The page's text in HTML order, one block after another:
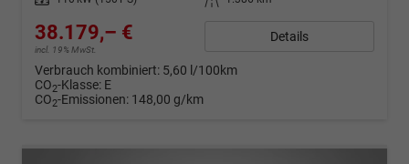
38.179,– €
incl. 19% MwSt.
Details
Verbrauch kombiniert: 5,60 l/100km
CO2-Klasse: E
CO2-Emissionen: 148,00 g/km